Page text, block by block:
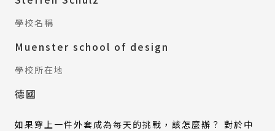
學校名稱
Muenster school of design
學校所在地
德國
如果穿上一件外套成為每天的挑戰，該怎麼辦？ 對於中